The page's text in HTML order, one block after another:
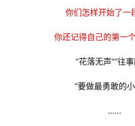
你们怎样开始了一
你还记得自己的第一个
“花落无声”“往
“要做最勇敢的
……